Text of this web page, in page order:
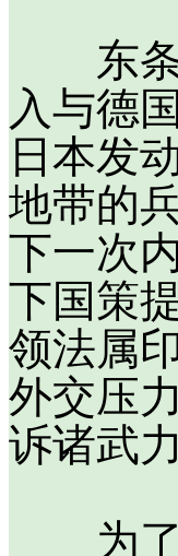
东条
入与德
日本发
地带的
下一次
下国策
领法属
外交压
诉诸武
为了